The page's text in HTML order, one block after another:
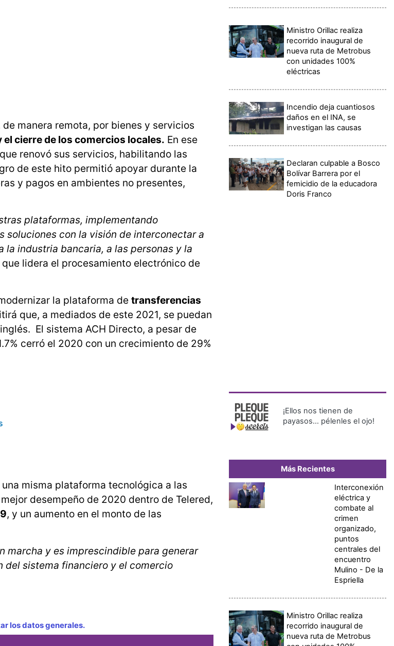
manera remota, por bienes y servicios
el cierre de los comercios locales. En ese
renovó sus servicios, habilitando las
de este hito permitió apoyar durante la
y pagos en ambientes no presentes,
plataformas, implementando
soluciones con la visión de interconectar a
industria bancaria, a las personas y la
que lidera el procesamiento electrónico de
la plataforma de transferencias
que, a mediados de este 2021, se puedan
El sistema ACH Directo, a pesar de
cerró el 2020 con un crecimiento de 29%
misma plataforma tecnológica a las
desempeño de 2020 dentro de Telered,
, y un aumento en el monto de las
marcha y es imprescindible para generar
sistema financiero y el comercio
los datos generales.
Ministro Orillac realiza
recorrido inaugural de
nueva ruta de Metrobus
con unidades 100%
eléctricas
Incendio deja cuantiosos
daños en el INA, se
investigan las causas
Declaran culpable a Bosco
Bolívar Barrera por el
femicidio de la educadora
Doris Franco
¡Ellos nos tienen de
payasos… pélenles el ojo!
Más Recientes
Interconexión
eléctrica y
combate al
crimen
organizado,
puntos
centrales del
encuentro
Mulino - De la
Espriella
Ministro Orillac realiza
recorrido inaugural de
nueva ruta de Metrobus